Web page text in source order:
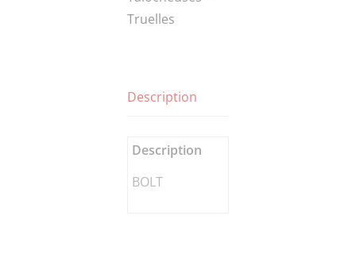
Truelles
Description
Description
BOLT